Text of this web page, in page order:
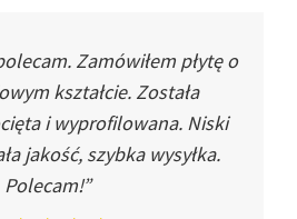
Zamówiłem płytę o
kształcie. Została
i wyprofilowana. Niski
jakość, szybka wysyłka.
Polecam!”